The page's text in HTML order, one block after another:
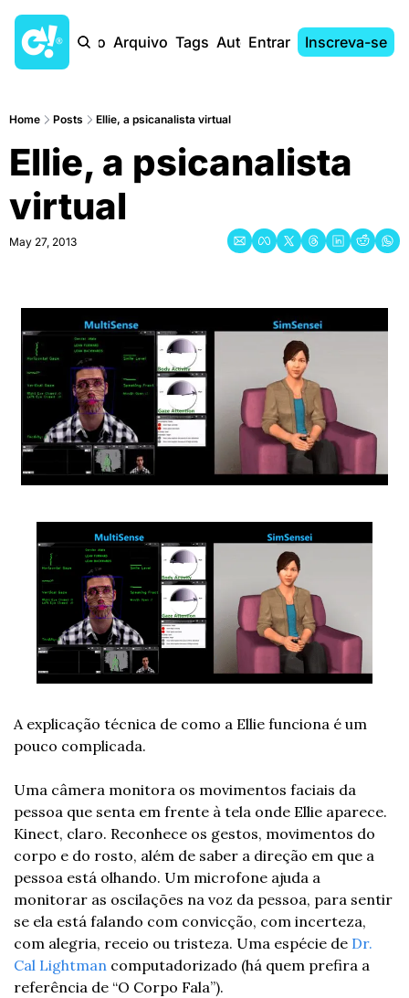
Início Arquivo Tags AutoresEntrar Inscreva-se
Home Posts Ellie, a psicanalista virtual
Ellie, a psicanalista
virtual
May 27, 2013
A explicação técnica de como a Ellie funciona é um
pouco complicada.
Uma câmera monitora os movimentos faciais da
pessoa que senta em frente à tela onde Ellie aparece.
Kinect, claro. Reconhece os gestos, movimentos do
corpo e do rosto, além de saber a direção em que a
pessoa está olhando. Um microfone ajuda a
monitorar as oscilações na voz da pessoa, para sentir
se ela está falando com convicção, com incerteza,
com alegria, receio ou tristeza. Uma espécie de Dr.
Cal Lightman computadorizado (há quem prefira a
referência de “O Corpo Fala”).